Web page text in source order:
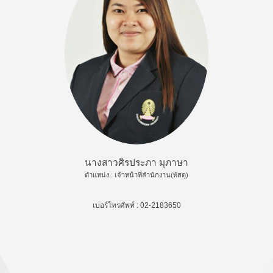
นางสาวศิรประภา มุภาษา
ตำแหน่ง : เจ้าหน้าที่สำนักงาน(พัสดุ)
เบอร์โทรศัพท์ : 02-2183650